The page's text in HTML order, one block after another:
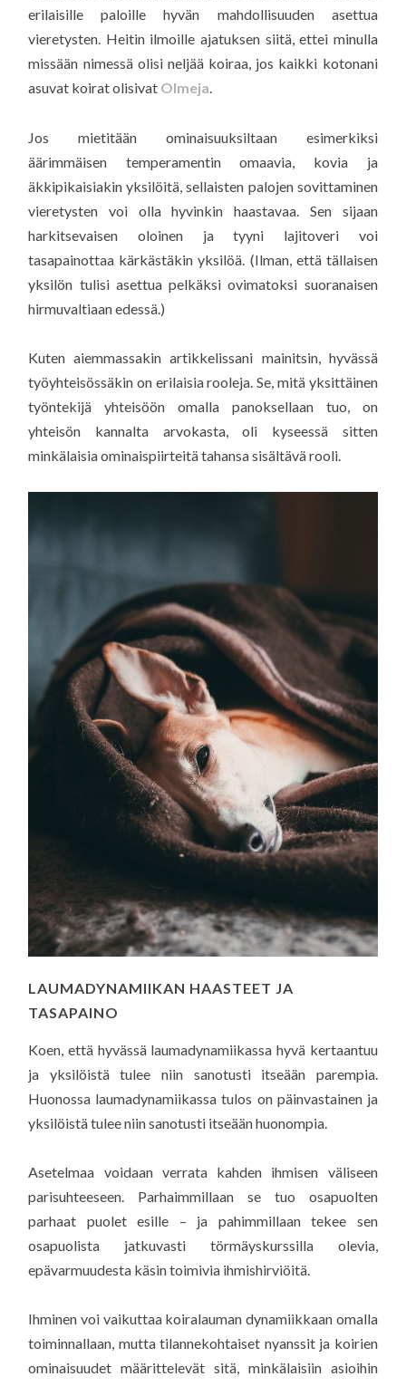
erilaisille paloille hyvän mahdollisuuden asettua
vieretysten. Heitin ilmoille ajatuksen siitä, ettei minulla
missään nimessä olisi neljää koiraa, jos kaikki kotonani
asuvat koirat olisivat Olmeja.
Jos mietitään ominaisuuksiltaan esimerkiksi
äärimmäisen temperamentin omaavia, kovia ja
äkkipikaisiakin yksilöitä, sellaisten palojen sovittaminen
vieretysten voi olla hyvinkin haastavaa. Sen sijaan
harkitsevaisen oloinen ja tyyni lajitoveri voi
tasapainottaa kärkästäkin yksilöä. (Ilman, että tällaisen
yksilön tulisi asettua pelkäksi ovimatoksi suoranaisen
hirmuvaltiaan edessä.)
Kuten aiemmassakin artikkelissani mainitsin, hyvässä
työyhteisössäkin on erilaisia rooleja. Se, mitä yksittäinen
työntekijä yhteisöön omalla panoksellaan tuo, on
yhteisön kannalta arvokasta, oli kyseessä sitten
minkälaisia ominaispiirteitä tahansa sisältävä rooli.
LAUMADYNAMIIKAN HAASTEET JA
TASAPAINO
Koen, että hyvässä laumadynamiikassa hyvä kertaantuu
ja yksilöistä tulee niin sanotusti itseään parempia.
Huonossa laumadynamiikassa tulos on päinvastainen ja
yksilöistä tulee niin sanotusti itseään huonompia.
Asetelmaa voidaan verrata kahden ihmisen väliseen
parisuhteeseen. Parhaimmillaan se tuo osapuolten
parhaat puolet esille – ja pahimmillaan tekee sen
osapuolista jatkuvasti törmäyskurssilla olevia,
epävarmuudesta käsin toimivia ihmishirviöitä.
Ihminen voi vaikuttaa koiralauman dynamiikkaan omalla
toiminnallaan, mutta tilannekohtaiset nyanssit ja koirien
ominaisuudet määrittelevät sitä, minkälaisiin asioihin